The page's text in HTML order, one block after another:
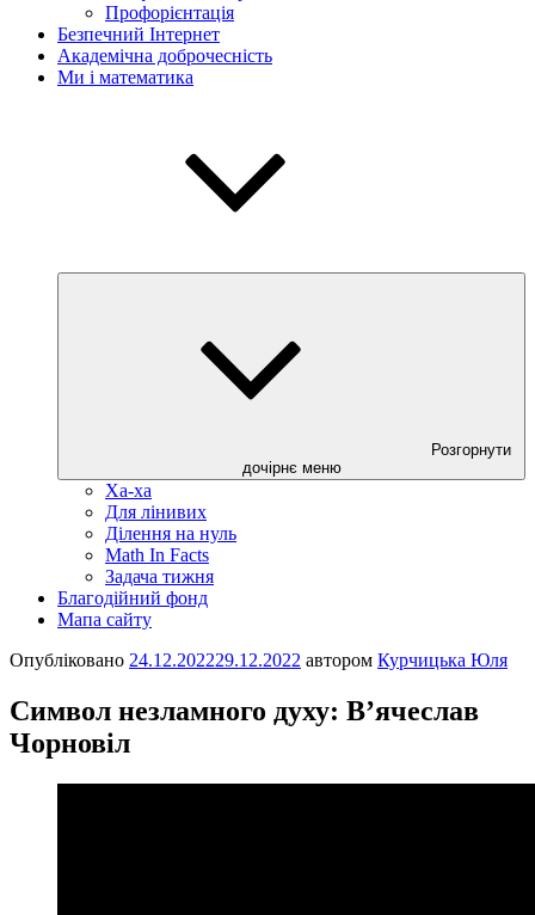
Профорієнтація
Безпечний Інтернет
Академічна доброчесність
Ми і математика
Розгорнути
дочірнє меню
Ха-ха
Для лінивих
Ділення на нуль
Math In Facts
Задача тижня
Благодійний фонд
Мапа сайту
Опубліковано 24.12.202229.12.2022 автором Курчицька Юля
Символ незламного духу: В’ячеслав
Чорновіл